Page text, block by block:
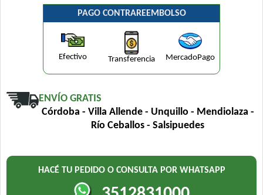
PAGO CONTRAREEMBOLSO
Efectivo Transferencia MercadoPago
ENVÍO GRATIS
Córdoba - Villa Allende - Unquillo - Mendiolaza -
Río Ceballos - Salsipuedes
HACÉ TU PEDIDO O CONSULTA POR WHATSAPP